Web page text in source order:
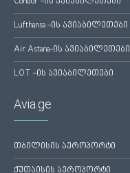
Lufthansa -ის ავიაბილეთები
Air Astana-ის ავიაბილეთები
LOT -ის ავიაბილეთები
Avia.ge
თბილისის აეროპორტი
ქუთაისის აეროპორტი